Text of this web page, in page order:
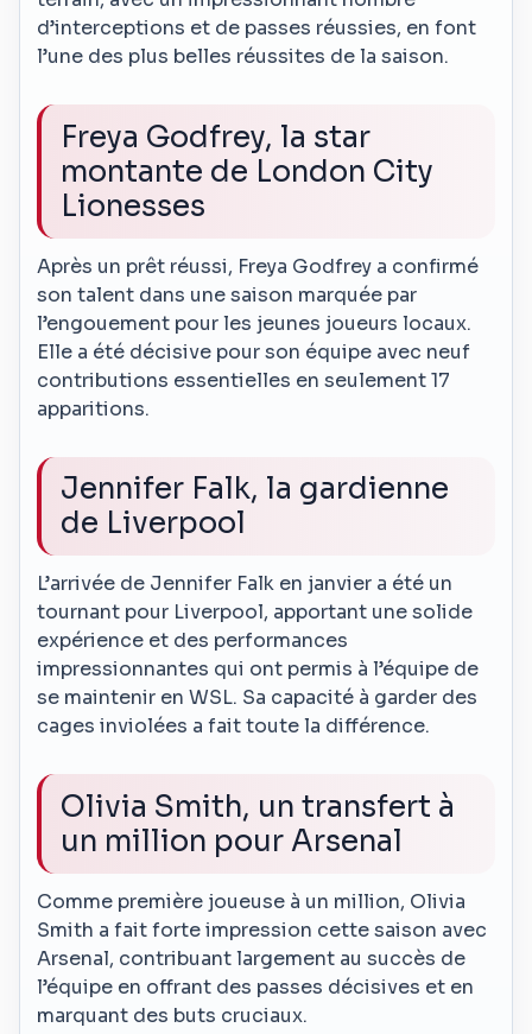
d’interceptions et de passes réussies, en font
l’une des plus belles réussites de la saison.
Freya Godfrey, la star
montante de London City
Lionesses
Après un prêt réussi, Freya Godfrey a confirmé
son talent dans une saison marquée par
l’engouement pour les jeunes joueurs locaux.
Elle a été décisive pour son équipe avec neuf
contributions essentielles en seulement 17
apparitions.
Jennifer Falk, la gardienne
de Liverpool
L’arrivée de Jennifer Falk en janvier a été un
tournant pour Liverpool, apportant une solide
expérience et des performances
impressionnantes qui ont permis à l’équipe de
se maintenir en WSL. Sa capacité à garder des
cages inviolées a fait toute la différence.
Olivia Smith, un transfert à
un million pour Arsenal
Comme première joueuse à un million, Olivia
Smith a fait forte impression cette saison avec
Arsenal, contribuant largement au succès de
l’équipe en offrant des passes décisives et en
marquant des buts cruciaux.